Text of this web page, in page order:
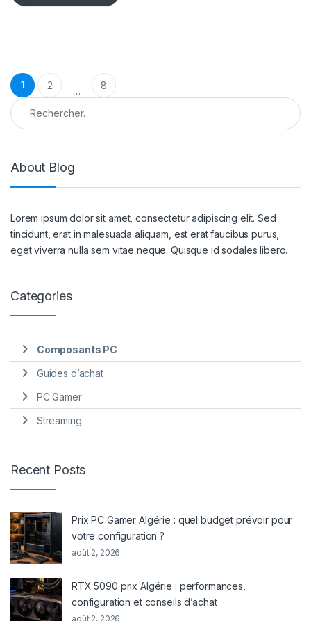
Pagination des publications
1 2 …
8
Rechercher :
About Blog
Lorem ipsum dolor sit amet, consectetur adipiscing elit. Sed
tincidunt, erat in malesuada aliquam, est erat faucibus purus,
eget viverra nulla sem vitae neque. Quisque id sodales libero.
Categories
Composants PC
Guides d’achat
PC Gamer
Streaming
Recent Posts
Prix PC Gamer Algérie : quel budget prévoir pour
votre configuration ?
août 2, 2026
RTX 5090 prix Algérie : performances,
configuration et conseils d’achat
août 2, 2026